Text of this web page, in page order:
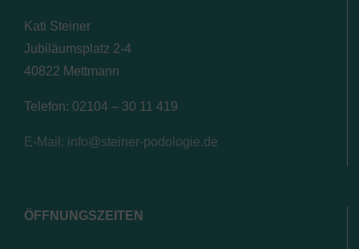
Kati Steiner
Jubiläumsplatz 2-4
40822 Mettmann
Telefon: 02104 – 30 11 419
E-Mail: info@steiner-podologie.de
ÖFFNUNGSZEITEN